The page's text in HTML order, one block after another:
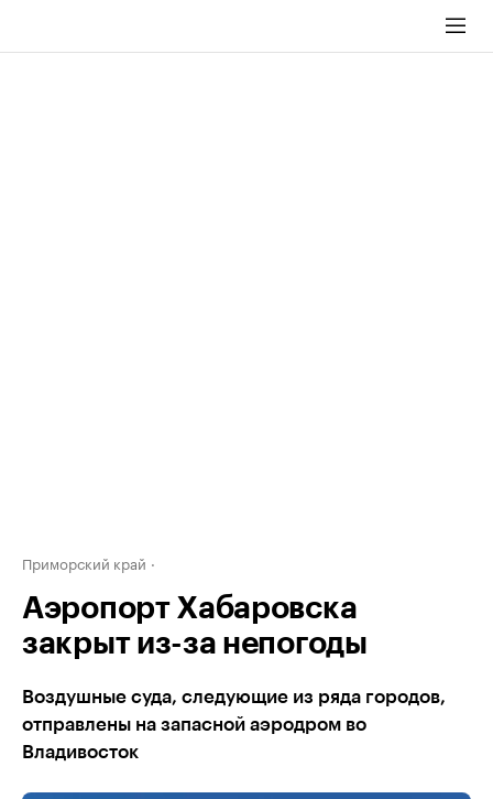
Приморский край
Аэропорт Хабаровска
закрыт из-за непогоды
Воздушные суда, следующие из ряда городов,
отправлены на запасной аэродром во
Владивосток